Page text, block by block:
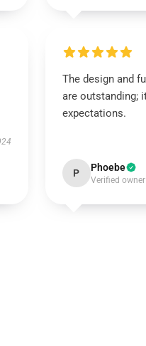
The design and
are outstanding;
expectations.
P Phoebe
Verified owner